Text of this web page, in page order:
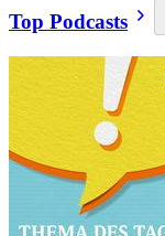
Top Podcasts